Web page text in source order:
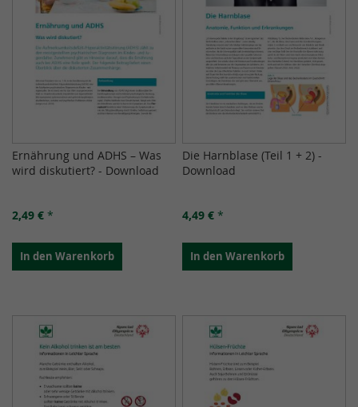
Ernährung und ADHS – Was
wird diskutiert? - Download
2,49 € *
In den Warenkorb
Die Harnblase (Teil 1 + 2) -
Download
4,49 € *
In den Warenkorb